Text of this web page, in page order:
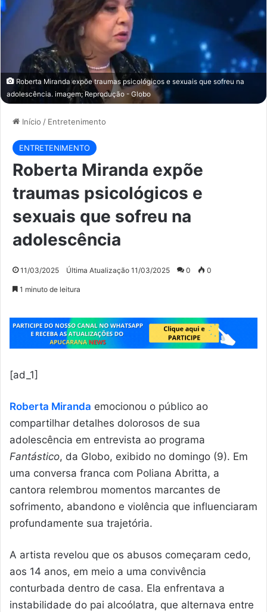
Roberta Miranda expõe traumas psicológicos e sexuais que sofreu na
adolescência. imagem; Reprodução - Globo
Início / Entretenimento
ENTRETENIMENTO
Roberta Miranda expõe
traumas psicológicos e
sexuais que sofreu na
adolescência
11/03/2025 Última Atualização 11/03/2025 0 0
1 minuto de leitura
[ad_1]
Roberta Miranda emocionou o público ao
compartilhar detalhes dolorosos de sua
adolescência em entrevista ao programa
Fantástico, da Globo, exibido no domingo (9). Em
uma conversa franca com Poliana Abritta, a
cantora relembrou momentos marcantes de
sofrimento, abandono e violência que influenciaram
profundamente sua trajetória.
A artista revelou que os abusos começaram cedo,
aos 14 anos, em meio a uma convivência
conturbada dentro de casa. Ela enfrentava a
instabilidade do pai alcoólatra, que alternava entre